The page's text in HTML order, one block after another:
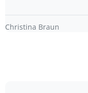
Christina Braun